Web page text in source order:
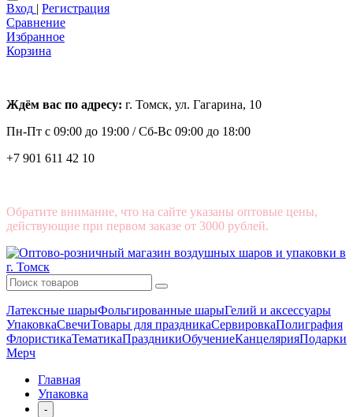
Вход | Регистрация
Сравнение
Избранное
Корзина
Ждём вас по адресу: г. Томск, ул. Гагарина, 10
Пн-Пт с 09:00 до 19:00 /Сб-Вс 09:00 до 18:00
+7 901 611 42 10
Обратите внимание, что на сайте указаны оптовые цены,
действующие при первом заказе от 3000 рублей.
Латексные шарыФольгированные шарыГелий и аксессуары
УпаковкаСвечиТовары для праздникаСервировкаПолиграфия
ФлористикаТематикаПраздникиОбучениеКанцелярияПодарки
Мерч
Главная
Упаковка
-